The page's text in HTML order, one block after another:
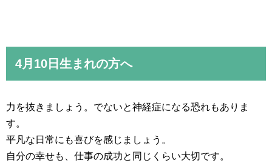
4月10日生まれの方へ
力を抜きましょう。でないと神経症になる恐れもありま
す。
平凡な日常にも喜びを感じましょう。
自分の幸せも、仕事の成功と同じくらい大切です。